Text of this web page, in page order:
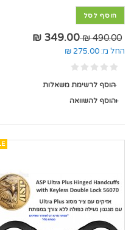
הוסף לסל
490.00 ₪
349.00 ₪
החל מ: 275.00 ₪
הוסף לרשימת משאלות
הוסף להשוואה